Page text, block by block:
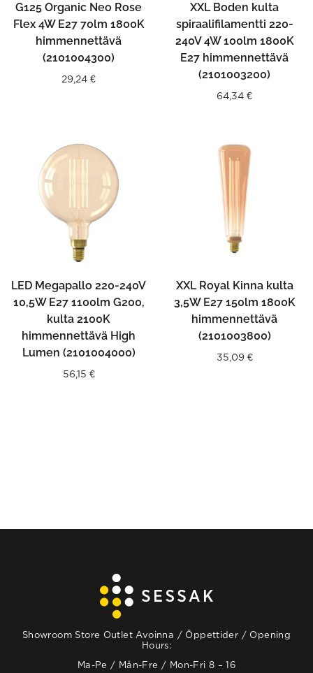
G125 Organic Neo Rose
Flex 4W E27 70lm 1800K
himmennettävä
(2101004300)
29,24 €
XXL Boden kulta
spiraalifilamentti 220-
240V 4W 100lm 1800K
E27 himmennettävä
(2101003200)
64,34 €
LED Megapallo 220-240V
10,5W E27 1100lm G200,
kulta 2100K
himmennettävä High
Lumen (2101004000)
56,15 €
XXL Royal Kinna kulta
3,5W E27 150lm 1800K
himmennettävä
(2101003800)
35,09 €
Showroom Store Outlet Avoinna / Öppettider / Opening
Hours:
Ma-Pe / Mån-Fre / Mon-Fri 8 – 16